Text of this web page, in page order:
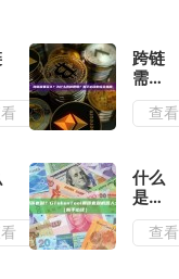
跨链
需要
多
久？
时很
慢？
新手
必读
的完
查看
什么
是搬
砖套
利？
查看